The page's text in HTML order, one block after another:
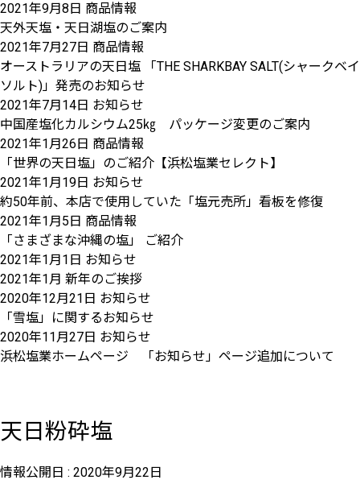
2021年9月8日 商品情報
天外天塩・天日湖塩のご案内
2021年7月27日 商品情報
オーストラリアの天日塩 「THE SHARKBAY SALT(シャークベイ
ソルト)」発売のお知らせ
2021年7月14日 お知らせ
中国産塩化カルシウム25㎏ パッケージ変更のご案内
2021年1月26日 商品情報
「世界の天日塩」のご紹介【浜松塩業セレクト】
2021年1月19日 お知らせ
約50年前、本店で使用していた「塩元売所」看板を修復
2021年1月5日 商品情報
「さまざまな沖縄の塩」 ご紹介
2021年1月1日 お知らせ
2021年1月 新年のご挨拶
2020年12月21日 お知らせ
「雪塩」に関するお知らせ
2020年11月27日 お知らせ
浜松塩業ホームページ 「お知らせ」ページ追加について
天日粉砕塩
情報公開日 : 2020年9月22日